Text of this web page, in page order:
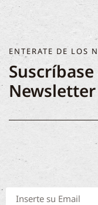
ENTERATE DE LOS
Newsletter